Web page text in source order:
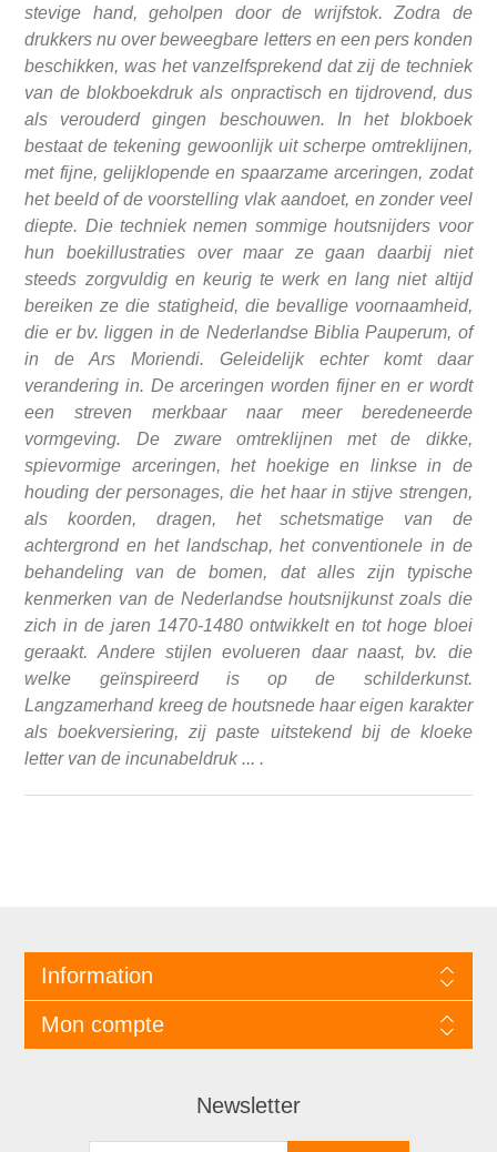
stevige hand, geholpen door de wrijfstok. Zodra de
drukkers nu over beweegbare letters en een pers konden
beschikken, was het vanzelfsprekend dat zij de techniek
van de blokboekdruk als onpractisch en tijdrovend, dus
als verouderd gingen beschouwen. In het blokboek
bestaat de tekening gewoonlijk uit scherpe omtreklijnen,
met fijne, gelijklopende en spaarzame arceringen, zodat
het beeld of de voorstelling vlak aandoet, en zonder veel
diepte. Die techniek nemen sommige houtsnijders voor
hun boekillustraties over maar ze gaan daarbij niet
steeds zorgvuldig en keurig te werk en lang niet altijd
bereiken ze die statigheid, die bevallige voornaamheid,
die er bv. liggen in de Nederlandse Biblia Pauperum, of
in de Ars Moriendi. Geleidelijk echter komt daar
verandering in. De arceringen worden fijner en er wordt
een streven merkbaar naar meer beredeneerde
vormgeving. De zware omtreklijnen met de dikke,
spievormige arceringen, het hoekige en linkse in de
houding der personages, die het haar in stijve strengen,
als koorden, dragen, het schetsmatige van de
achtergrond en het landschap, het conventionele in de
behandeling van de bomen, dat alles zijn typische
kenmerken van de Nederlandse houtsnijkunst zoals die
zich in de jaren 1470-1480 ontwikkelt en tot hoge bloei
geraakt. Andere stijlen evolueren daar naast, bv. die
welke geïnspireerd is op de schilderkunst.
Langzamerhand kreeg de houtsnede haar eigen karakter
als boekversiering, zij paste uitstekend bij de kloeke
letter van de incunabeldruk ... .
Information
Mon compte
Newsletter